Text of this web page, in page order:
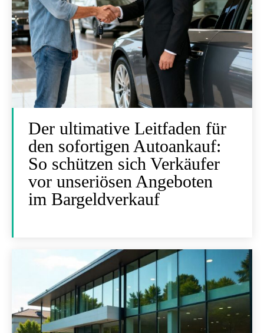
Der ultimative Leitfaden für
den sofortigen Autoankauf:
So schützen sich Verkäufer
vor unseriösen Angeboten
im Bargeldverkauf